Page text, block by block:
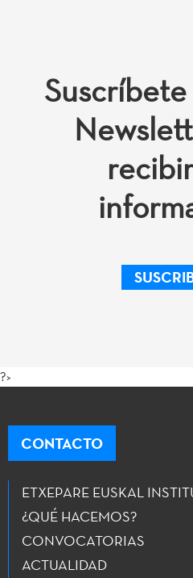
?>
CONTACTO
ETXEPARE EUSKAL
¿QUÉ HACEMOS?
CONVOCATORIAS
ACTUALIDAD